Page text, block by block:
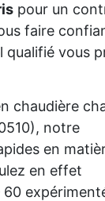
pour un
faire
qualifié vous
chaudière
notre
en
en effet
60